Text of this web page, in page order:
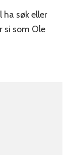
takk,
begge
søk eller
si som Ole